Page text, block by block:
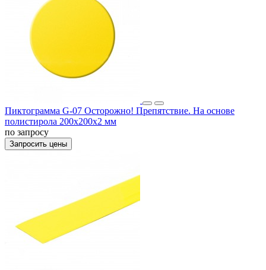
Пиктограмма G-07 Осторожно! Препятствие. На основе
полистирола 200x200x2 мм
по запросу
Запросить цены